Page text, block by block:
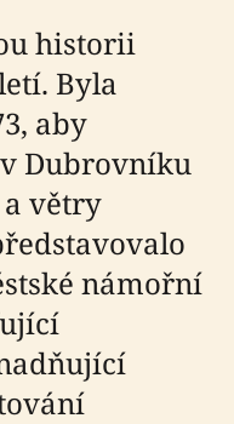
historii
Byla
aby
Dubrovníku
větry
námořní